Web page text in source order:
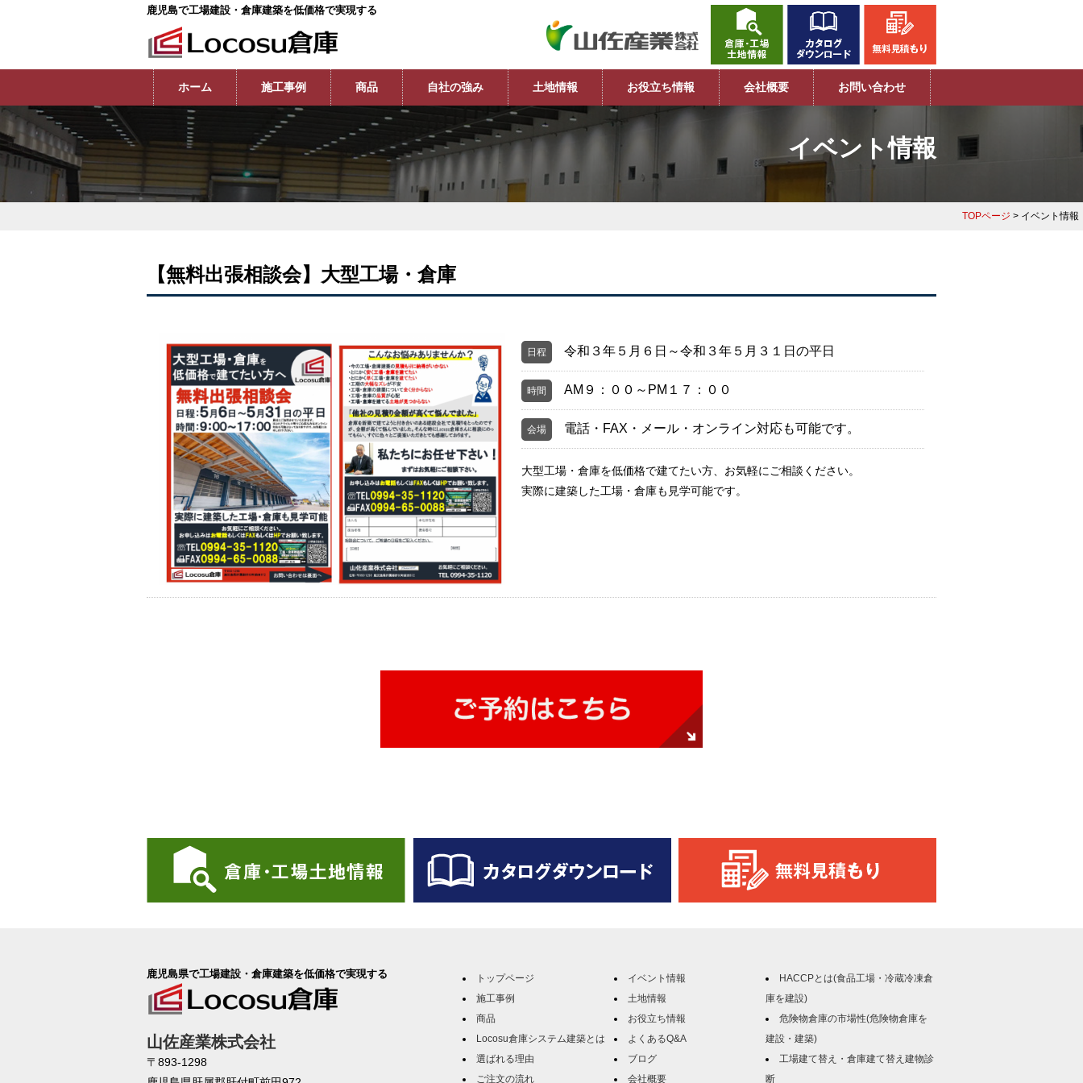
鹿児島で工場建設・倉庫建築を低価格で実現する
ホーム 施工事例 商品 自社の強み 土地情報 お役立ち情報 会社概要 お問い合わせ
イベント情報
TOPページ > イベント情報
【無料出張相談会】大型工場・倉庫
日程 令和３年５月６日～令和３年５月３１日の平日
時間 AM９：００～PM１７：００
会場 電話・FAX・メール・オンライン対応も可能です。
大型工場・倉庫を低価格で建てたい方、お気軽にご相談ください。
実際に建築した工場・倉庫も見学可能です。
鹿児島県で工場建設・倉庫建築を低価格で実現する
山佐産業株式会社
〒893-1298
トップページ
施工事例
商品
Locosu倉庫システム建築とは
選ばれる理由
ご注文の流れ
イベント情報
土地情報
お役立ち情報
よくあるQ&A
ブログ
会社概要
HACCPとは(食品工場・冷蔵冷凍倉
庫を建設)
危険物倉庫の市場性(危険物倉庫を
建設・建築)
工場建て替え・倉庫建て替え建物診
断